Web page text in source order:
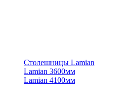
Столешницы Lamian
Lamian 3600мм
Lamian 4100мм